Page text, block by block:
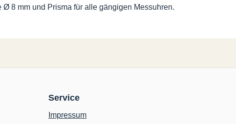
8 mm und Prisma für alle gängigen Messuhren.
Service
Impressum